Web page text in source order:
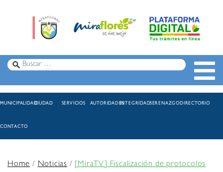
MUNICIPALIDADCIUDAD SERVICIOS AUTORIDADESINTEGRIDADSERENAZGODIRECTORIO
CONTACTO
Home/Noticias /
[MiraTV] Fiscalización de protocolos